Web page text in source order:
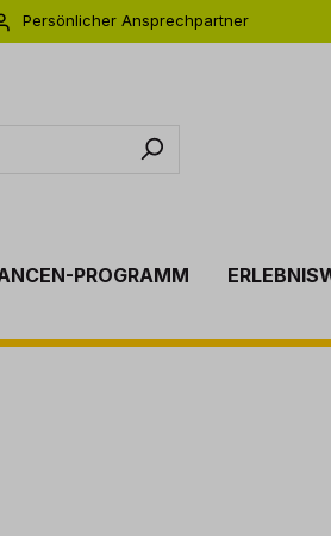
Persönlicher Ansprechpartner
PROGRAMM